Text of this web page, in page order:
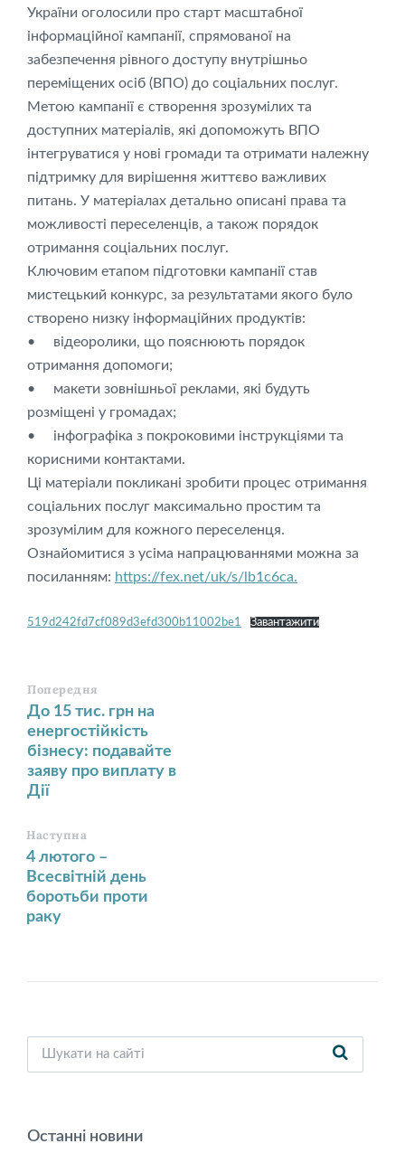
України оголосили про старт масштабної
інформаційної кампанії, спрямованої на
забезпечення рівного доступу внутрішньо
переміщених осіб (ВПО) до соціальних послуг.
Метою кампанії є створення зрозумілих та
доступних матеріалів, які допоможуть ВПО
інтегруватися у нові громади та отримати належну
підтримку для вирішення життєво важливих
питань. У матеріалах детально описані права та
можливості переселенців, а також порядок
отримання соціальних послуг.
Ключовим етапом підготовки кампанії став
мистецький конкурс, за результатами якого було
створено низку інформаційних продуктів:
• відеоролики, що пояснюють порядок
отримання допомоги;
• макети зовнішньої реклами, які будуть
розміщені у громадах;
• інфографіка з покроковими інструкціями та
корисними контактами.
Ці матеріали покликані зробити процес отримання
соціальних послуг максимально простим та
зрозумілим для кожного переселенця.
Ознайомитися з усіма напрацюваннями можна за
посиланням: https://fex.net/uk/s/lb1c6ca.
519d242fd7cf089d3efd300b11002be1 Завантажити
Попередня
До 15 тис. грн на
енергостійкість
бізнесу: подавайте
заяву про виплату в
Дії
Наступна
4 лютого –
Всесвітній день
боротьби проти
раку
Останні новини